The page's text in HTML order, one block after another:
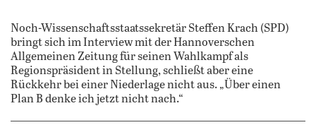
Noch-Wissenschaftsstaatssekretär Steffen Krach (SPD)
bringt sich im Interview mit der Hannoverschen
Allgemeinen Zeitung für seinen Wahlkampf als
Regionspräsident in Stellung, schließt aber eine
Rückkehr bei einer Niederlage nicht aus. „Über einen
Plan B denke ich jetzt nicht nach.“